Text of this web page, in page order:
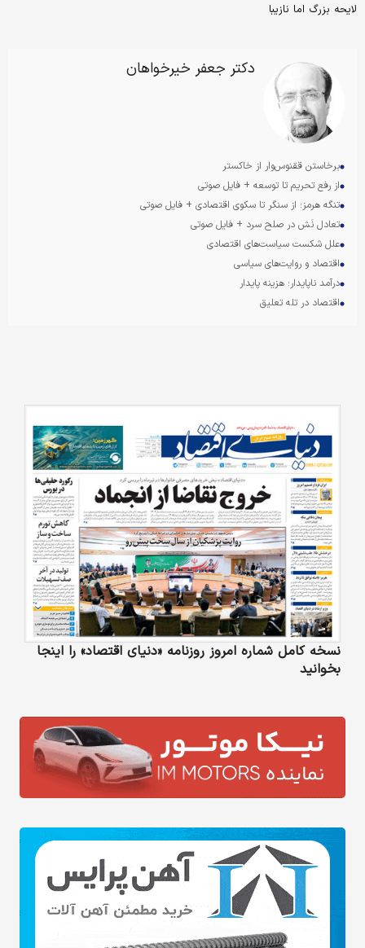
لایحه بزرگ اما نازیبا
دکتر جعفر خیرخواهان
برخاستن ققنوس‌وار از خاکستر
از رفع تحریم تا توسعه + فایل صوتی
تنگه هرمز؛ از سنگر تا سکوی اقتصادی + فایل صوتی
تعادل نَش در صلح سرد + فایل صوتی
علل شکست سیاست‌های اقتصادی
اقتصاد و روایت‌های سیاسی
درآمد ناپایدار؛ هزینه پایدار
اقتصاد در تله تعلیق
نسخه کامل شماره امروز روزنامه «دنیای‌ اقتصاد» را اینجا
بخوانید